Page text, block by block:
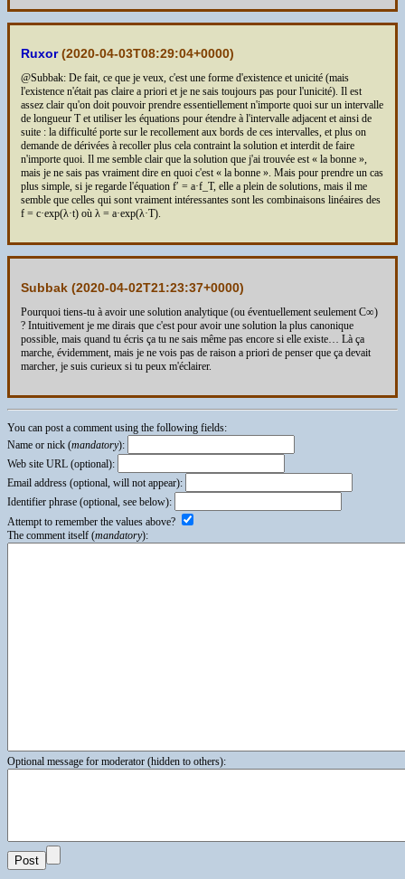
Ruxor(2020-04-03T08:29:04+0000)
@Subbak: De fait, ce que je veux, c'est une forme d'existence et unicité (mais
l'existence n'était pas claire a priori et je ne sais toujours pas pour l'unicité). Il est
assez clair qu'on doit pouvoir prendre essentiellement n'importe quoi sur un intervalle
de longueur T et utiliser les équations pour étendre à l'intervalle adjacent et ainsi de
suite : la difficulté porte sur le recollement aux bords de ces intervalles, et plus on
demande de dérivées à recoller plus cela contraint la solution et interdit de faire
n'importe quoi. Il me semble clair que la solution que j'ai trouvée est « la bonne »,
mais je ne sais pas vraiment dire en quoi c'est « la bonne ». Mais pour prendre un cas
plus simple, si je regarde l'équation f′ = a·f_T, elle a plein de solutions, mais il me
semble que celles qui sont vraiment intéressantes sont les combinaisons linéaires des
f = c·exp(λ·t) où λ = a·exp(λ·T).
Subbak (2020-04-02T21:23:37+0000)
Pourquoi tiens-tu à avoir une solution analytique (ou éventuellement seulement C∞)
? Intuitivement je me dirais que c'est pour avoir une solution la plus canonique
possible, mais quand tu écris ça tu ne sais même pas encore si elle existe… Là ça
marche, évidemment, mais je ne vois pas de raison a priori de penser que ça devait
marcher, je suis curieux si tu peux m'éclairer.
You can post a comment using the following fields:
Name or nick (mandatory):
Web site URL (optional):
Email address (optional, will not appear):
Identifier phrase (optional, see below):
Attempt to remember the values above?
The comment itself (mandatory):
Optional message for moderator (hidden to others):